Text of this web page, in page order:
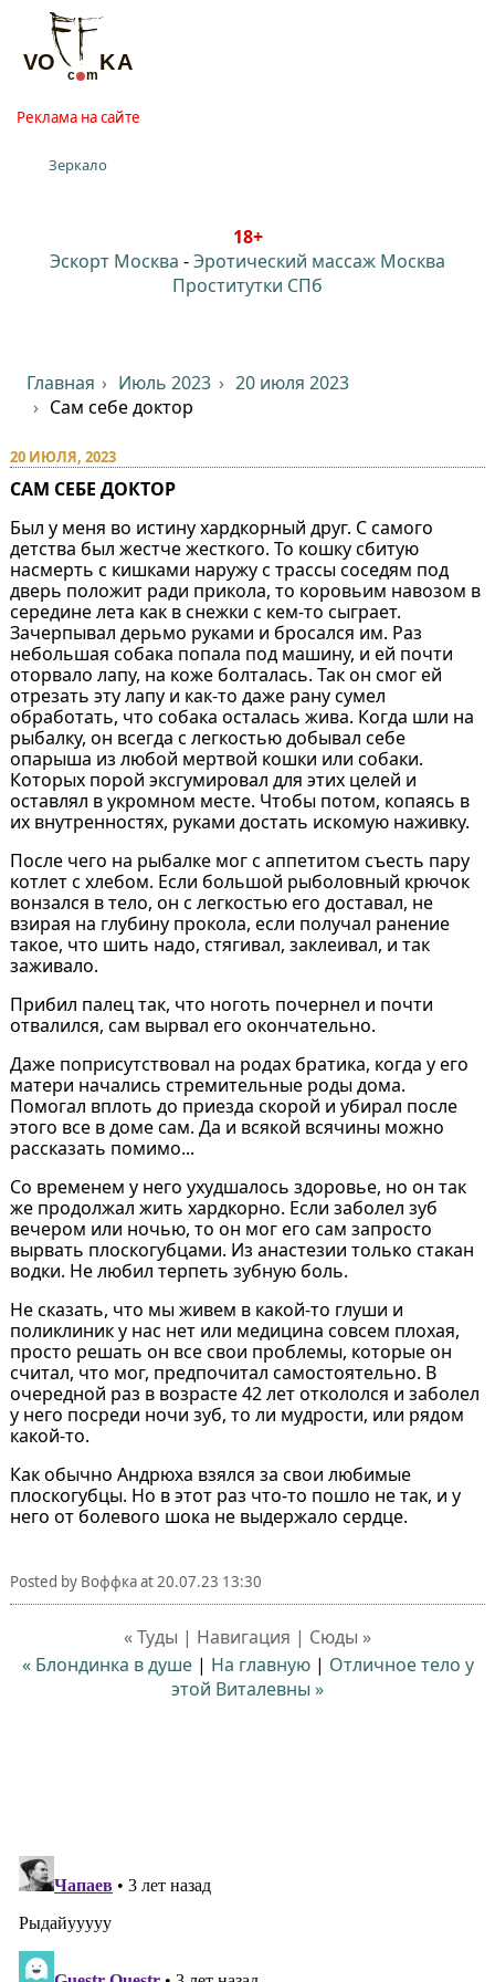
Реклама на сайте
Зеркало
18+
Эскорт Москва -Эротический массаж Москва
Проститутки СПб
Главная Июль 2023
20 июля 2023
Сам себе доктор
20 ИЮЛЯ, 2023
САМ СЕБЕ ДОКТОР
Был у меня во истину хардкорный друг. С самого
детства был жестче жесткого. То кошку сбитую
насмерть с кишками наружу с трассы соседям под
дверь положит ради прикола, то коровьим навозом в
середине лета как в снежки с кем-то сыграет.
Зачерпывал дерьмо руками и бросался им. Раз
небольшая собака попала под машину, и ей почти
оторвало лапу, на коже болталась. Так он смог ей
отрезать эту лапу и как-то даже рану сумел
обработать, что собака осталась жива. Когда шли на
рыбалку, он всегда с легкостью добывал себе
опарыша из любой мертвой кошки или собаки.
Которых порой эксгумировал для этих целей и
оставлял в укромном месте. Чтобы потом, копаясь в
их внутренностях, руками достать искомую наживку.
После чего на рыбалке мог с аппетитом съесть пару
котлет с хлебом. Если большой рыболовный крючок
вонзался в тело, он с легкостью его доставал, не
взирая на глубину прокола, если получал ранение
такое, что шить надо, стягивал, заклеивал, и так
заживало.
Прибил палец так, что ноготь почернел и почти
отвалился, сам вырвал его окончательно.
Даже поприсутствовал на родах братика, когда у его
матери начались стремительные роды дома.
Помогал вплоть до приезда скорой и убирал после
этого все в доме сам. Да и всякой всячины можно
рассказать помимо...
Со временем у него ухудшалось здоровье, но он так
же продолжал жить хардкорно. Если заболел зуб
вечером или ночью, то он мог его сам запросто
вырвать плоскогубцами. Из анастезии только стакан
водки. Не любил терпеть зубную боль.
Не сказать, что мы живем в какой-то глуши и
поликлиник у нас нет или медицина совсем плохая,
просто решать он все свои проблемы, которые он
считал, что мог, предпочитал самостоятельно. В
очередной раз в возрасте 42 лет откололся и заболел
у него посреди ночи зуб, то ли мудрости, или рядом
какой-то.
Как обычно Андрюха взялся за свои любимые
плоскогубцы. Но в этот раз что-то пошло не так, и у
него от болевого шока не выдержало сердце.
Posted by Воффкаat 20.07.23 13:30
« Туды | Навигация | Сюды »
« Блондинка в душе| На главную| Отличное тело у
этой Виталевны »